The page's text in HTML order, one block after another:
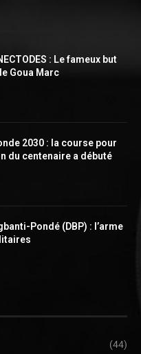
: Le fameux but
Goua Marc
2030 : la course pour
du centenaire a débuté
Pondé (DBP) : l’arme
(44)